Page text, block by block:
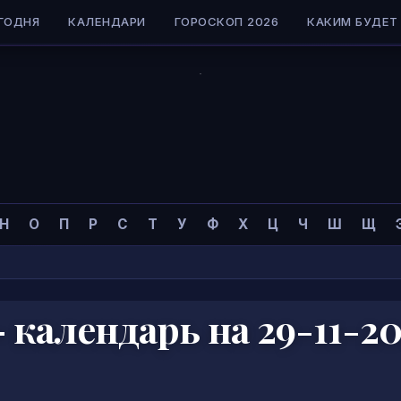
КАЛЕНДАРИ ГОРОСКОП 2026 КАКИМ БУДЕТ
Н О П Р С Т У Ф Х Ц Ч Ш Щ
на 29-11-